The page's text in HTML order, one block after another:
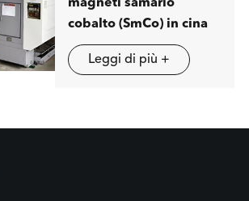
magneti samario
cobalto (SmCo) in cina
Leggi di più +